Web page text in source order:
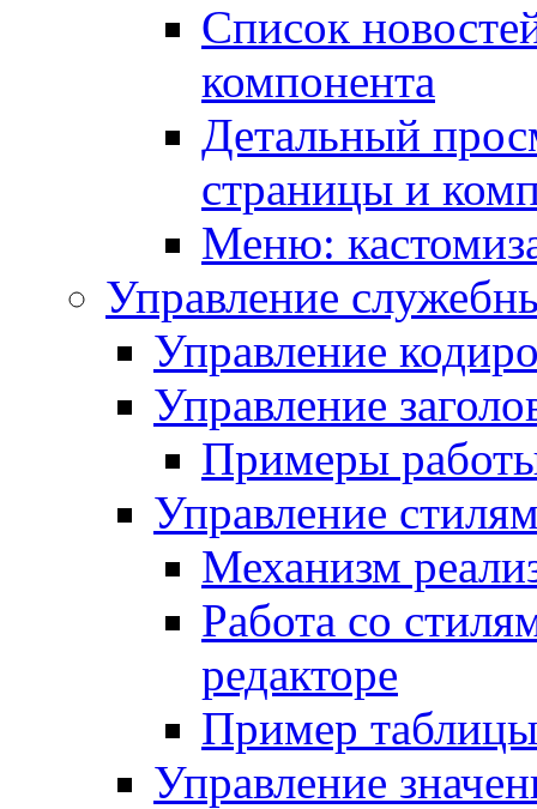
Список
компонента
Детальный
страницы и
Меню:
Управление
Управление
Управление
Примеры
Управление
Механизм
Работа со
редакторе
Пример
Управление